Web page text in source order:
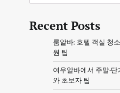
Recent Posts
룸알바: 호텔 객실 청
원 팁
여우알바에서 주말·
와 초보자 팁